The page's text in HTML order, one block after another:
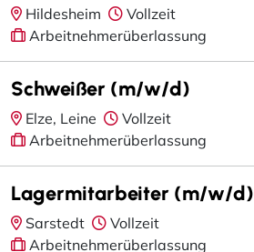
Hildesheim
Vollzeit
Arbeitnehmerüberlassung
Schweißer (m/w/d)
Elze, Leine
Vollzeit
Arbeitnehmerüberlassung
Lagermitarbeiter (m/w/d)
Sarstedt
Vollzeit
Arbeitnehmerüberlassung